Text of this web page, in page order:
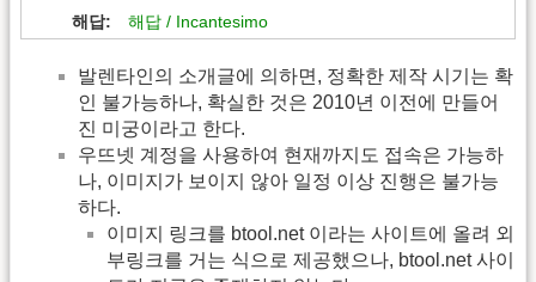
해답
해답 / Incantesimo
발렌타인의 소개글에 의하면, 정확한 제작 시기는 확
인 불가능하나, 확실한 것은 2010년 이전에 만들어
진 미궁이라고 한다.
우뜨넷 계정을 사용하여 현재까지도 접속은 가능하
나, 이미지가 보이지 않아 일정 이상 진행은 불가능
하다.
이미지 링크를 btool.net 이라는 사이트에 올려 외
부링크를 거는 식으로 제공했으나, btool.net 사이